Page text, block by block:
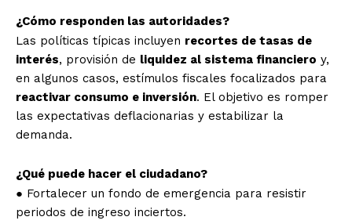
¿Cómo responden las autoridades?
Las políticas típicas incluyen recortes de tasas de
interés, provisión de liquidez al sistema financiero y,
en algunos casos, estímulos fiscales focalizados para
reactivar consumo e inversión. El objetivo es romper
las expectativas deflacionarias y estabilizar la
demanda.
¿Qué puede hacer el ciudadano?
● Fortalecer un fondo de emergencia para resistir
periodos de ingreso inciertos.